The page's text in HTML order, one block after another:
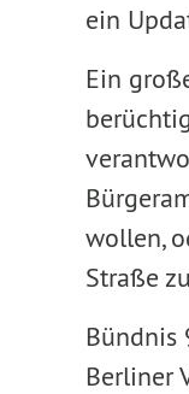
ein
Ein
wollen,
Straße
Bündnis
Berliner